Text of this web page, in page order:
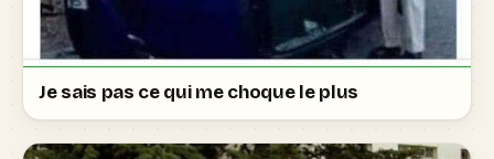
Je sais pas ce qui me choque le plus